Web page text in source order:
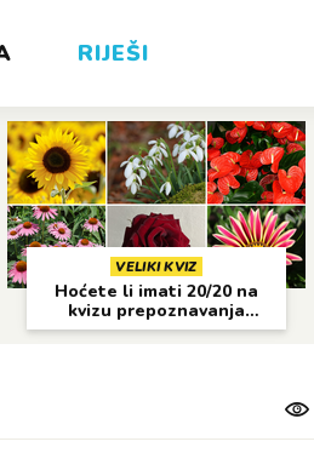
RIJEŠI
VELIKI KVIZ
Hoćete li imati 20/20 na
kvizu prepoznavanja
cvijeća?